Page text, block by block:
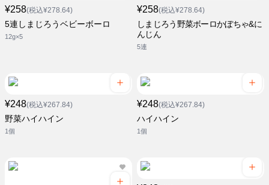
¥258(税込¥278.64)
5連しまじろうベビーボーロ
12g×5
¥258(税込¥278.64)
しまじろう野菜ボーロかぼちゃ&に
んじん
5連
¥248(税込¥267.84)
野菜ハイハイン
1個
¥248(税込¥267.84)
ハイハイン
1個